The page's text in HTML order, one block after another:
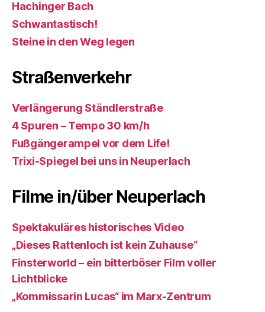
Hachinger Bach
Schwantastisch!
Steine in den Weg legen
Straßenverkehr
Verlängerung Ständlerstraße
4 Spuren – Tempo 30 km/h
Fußgängerampel vor dem Life!
Trixi-Spiegel bei uns in Neuperlach
Filme in/über Neuperlach
Spektakuläres historisches Video
„Dieses Rattenloch ist kein Zuhause“
Finsterworld – ein bitterböser Film voller
Lichtblicke
„Kommissarin Lucas“ im Marx-Zentrum